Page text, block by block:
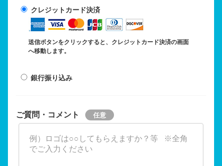
クレジットカード決済
送信ボタンをクリックすると、クレジットカード決済の画面
へ移動します。
銀行振り込み
ご質問・コメント